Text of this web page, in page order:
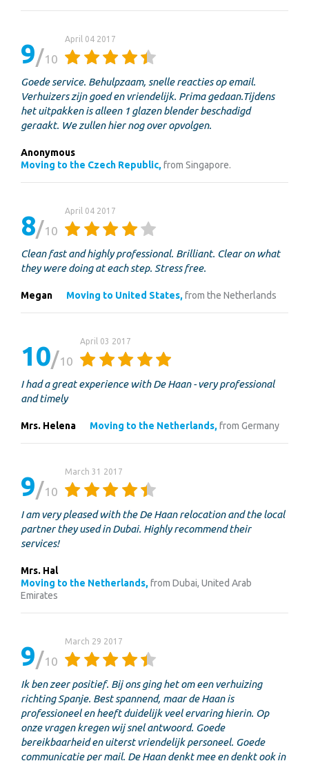
9 10
April 04 2017
Goede service. Behulpzaam, snelle reacties op email.
Verhuizers zijn goed en vriendelijk. Prima gedaan.Tijdens
het uitpakken is alleen 1 glazen blender beschadigd
geraakt. We zullen hier nog over opvolgen.
Anonymous
Moving to the Czech Republic,from Singapore.
8 10
April 04 2017
Clean fast and highly professional. Brilliant. Clear on what
they were doing at each step. Stress free.
Megan Moving to United States,from the Netherlands
10 10
April 03 2017
I had a great experience with De Haan - very professional
and timely
Mrs. Helena Moving to the Netherlands,from Germany
9 10
March 31 2017
I am very pleased with the De Haan relocation and the local
partner they used in Dubai. Highly recommend their
services!
Mrs. Hal
Moving to the Netherlands,from Dubai, United Arab
Emirates
9 10
March 29 2017
Ik ben zeer positief. Bij ons ging het om een verhuizing
richting Spanje. Best spannend, maar de Haan is
professioneel en heeft duidelijk veel ervaring hierin. Op
onze vragen kregen wij snel antwoord. Goede
bereikbaarheid en uiterst vriendelijk personeel. Goede
communicatie per mail. De Haan denkt mee en denkt ook in